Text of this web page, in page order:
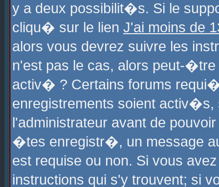
y a deux possibilit�s. Si le
cliqu� sur le lien J'ai moins de
alors vous devrez suivre les
n'est pas le cas, alors peut-
activ� ? Certains forums
enregistrements soient
l'administrateur avant de
�tes enregistr�, un message
est requise ou non. Si vous
instructions qui s'y trouvent; si